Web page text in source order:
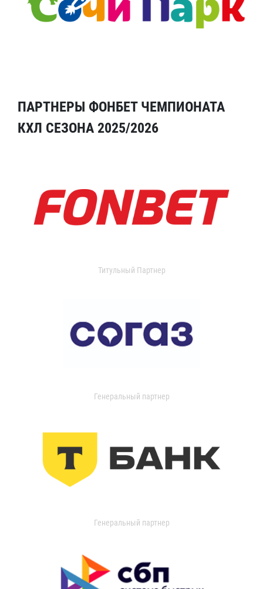
ПАРТНЕРЫ ФОНБЕТ ЧЕМПИОНАТА
КХЛ СЕЗОНА 2025/2026
Титульный Партнер
Генеральный партнер
Генеральный партнер